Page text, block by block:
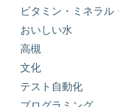
ビタミン・ミネラル
おいしい水
高槻
文化
テスト自動化